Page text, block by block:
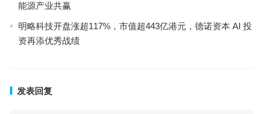
能源产业共赢
明略科技开盘涨超117%，市值超443亿港元，德诺资本 AI 投
资再添优秀战绩
发表回复